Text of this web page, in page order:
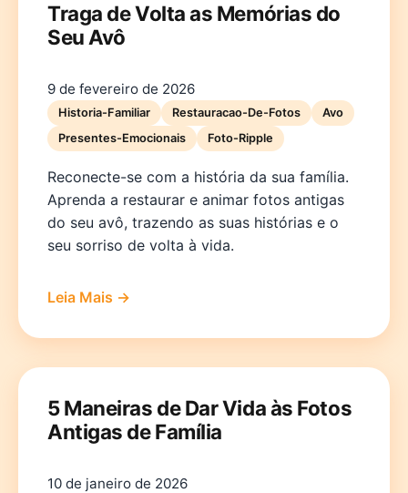
Traga de Volta as Memórias do
Seu Avô
9 de fevereiro de 2026
Historia-Familiar Restauracao-De-Fotos
Avo
Presentes-Emocionais
Foto-Ripple
Reconecte-se com a história da sua família.
Aprenda a restaurar e animar fotos antigas
do seu avô, trazendo as suas histórias e o
seu sorriso de volta à vida.
Leia Mais →
5 Maneiras de Dar Vida às Fotos
Antigas de Família
10 de janeiro de 2026